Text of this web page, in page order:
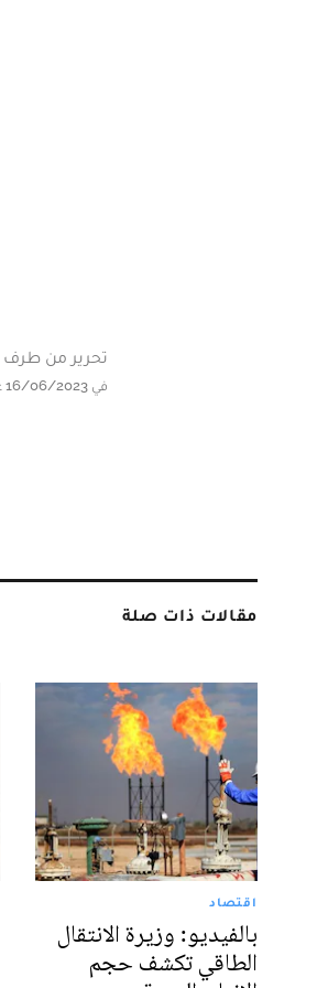
تحرير من طرف
في 16/06/2023 على الساعة 12:17
مقالات ذات صلة
اقتصاد
بالفيديو: وزيرة الانتقال
الطاقي تكشف حجم